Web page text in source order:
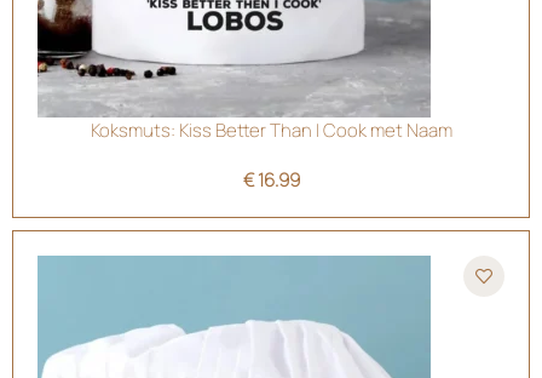
Koksmuts: Kiss Better Than I Cook met Naam
€16.99